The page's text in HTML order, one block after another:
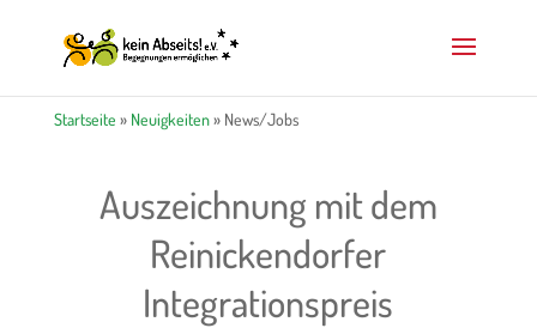
Startseite » Neuigkeiten»News/Jobs
Auszeichnung mit dem
Reinickendorfer
Integrationspreis